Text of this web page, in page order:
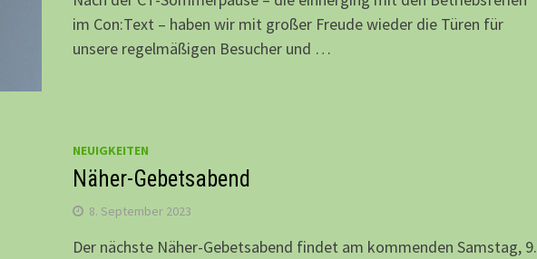
im Con:Text – haben wir mit großer Freude wieder die Türen für
unsere regelmäßigen Besucher und …
NEUIGKEITEN
Näher-Gebetsabend
8. September 2023
Der nächste Näher-Gebetsabend findet am kommenden Samstag, 9.